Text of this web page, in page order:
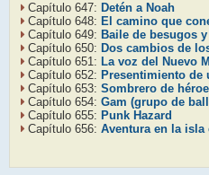
Capítulo 647: Detén a Noah
Capítulo 648: El camino que
Capítulo 649: Baile de besugos
Capítulo 650: Dos cambios de
Capítulo 651: La voz del Nuevo
Capítulo 652: Presentimiento de
Capítulo 653: Sombrero de héroe
Capítulo 654: Gam (grupo de
Capítulo 655: Punk Hazard
Capítulo 656: Aventura en la isla